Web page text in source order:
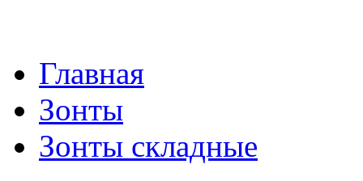
Главная
Зонты
Зонты складные